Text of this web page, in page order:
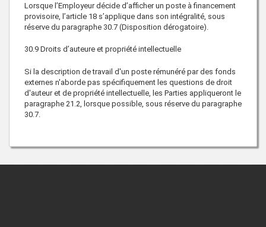
Lorsque l’Employeur décide d’afficher un poste à financement
provisoire, l’article 18 s’applique dans son intégralité, sous
réserve du paragraphe 30.7 (Disposition dérogatoire).
30.9 Droits d’auteure et propriété intellectuelle
Si la description de travail d'un poste rémunéré par des fonds
externes n'aborde pas spécifiquement les questions de droit
d'auteur et de propriété intellectuelle, les Parties appliqueront le
paragraphe 21.2, lorsque possible, sous réserve du paragraphe
30.7.